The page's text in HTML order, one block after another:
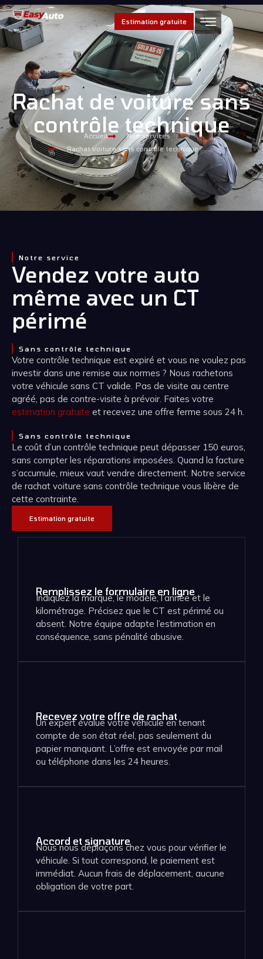
Estimation gratuite
Rachat de voiture sans
contrôle technique
Accueil
Nos services
Rachat voiture sans contrôle technique
Notre service
Vendez votre auto
même avec un CT
périmé
Sans contrôle technique
Votre contrôle technique est expiré et vous ne voulez pas
investir dans une remise aux normes ? Nous rachetons
votre véhicule sans CT valide. Pas de visite au centre
agréé, pas de contre-visite à prévoir. Faites votre
estimation gratuite et recevez une offre ferme sous 24 h.
Sans contrôle technique
Le coût d’un contrôle technique peut dépasser 150 euros,
sans compter les réparations imposées. Quand la facture
s’accumule, mieux vaut vendre directement. Notre service
de rachat voiture sans contrôle technique vous libère de
cette contrainte.
Estimation gratuite
Remplissez le formulaire en ligne
Indiquez la marque, le modèle, l’année et le
kilométrage. Précisez que le CT est périmé ou
absent. Notre équipe adapte l’estimation en
conséquence, sans pénalité abusive.
Recevez votre offre de rachat
Un expert évalue votre véhicule en tenant
compte de son état réel, pas seulement du
papier manquant. L’offre est envoyée par mail
ou téléphone dans les 24 heures.
Accord et signature
Nous nous déplaçons chez vous pour vérifier le
véhicule. Si tout correspond, le paiement est
immédiat. Aucun frais de déplacement, aucune
obligation de votre part.